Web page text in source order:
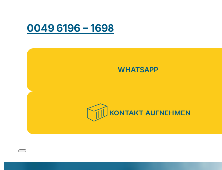
0049 6196 – 1698
WHATSAPP
KONTAKT AUFNEHMEN